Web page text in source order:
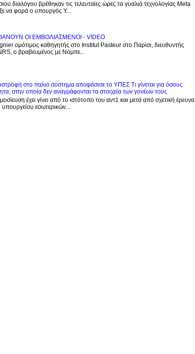
διαλόγου βρέθηκαν τις τελευταίες ώρες τα γυαλιά τεχνολογίας Meta
να φορά ο υπουργός Υ...
ΟΙ ΕΜΒΟΛΙΑΣΜΕΝΟΙ - VIDEO
ομότιμος καθηγητής στο Institut Pasteur στο Παρίσι, διευθυντής
o βραβευμένος με Νόμπε...
στο παλιό σύστημα αποφάσισε το ΥΠΕΣ Τι γίνεται για όσους
στην οποία δεν αναγράφονται τα στοιχεία των γονέων τους
έχει γίνει από το ιστότοπο του αντ1 και μετά από σχετική έρευνα
εσωτερικών...